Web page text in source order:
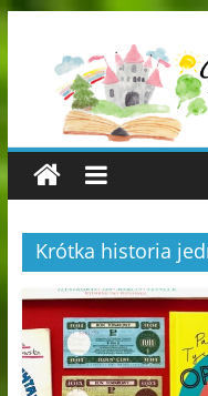
Krótka historia